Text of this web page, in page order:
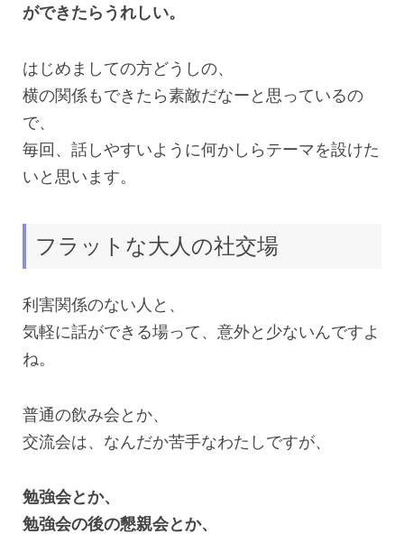
ができたらうれしい。
はじめましての方どうしの、
横の関係もできたら素敵だなーと思っているの
で、
毎回、話しやすいように何かしらテーマを設けた
いと思います。
フラットな大人の社交場
利害関係のない人と、
気軽に話ができる場って、意外と少ないんですよ
ね。
普通の飲み会とか、
交流会は、なんだか苦手なわたしですが、
勉強会とか、
勉強会の後の懇親会とか、